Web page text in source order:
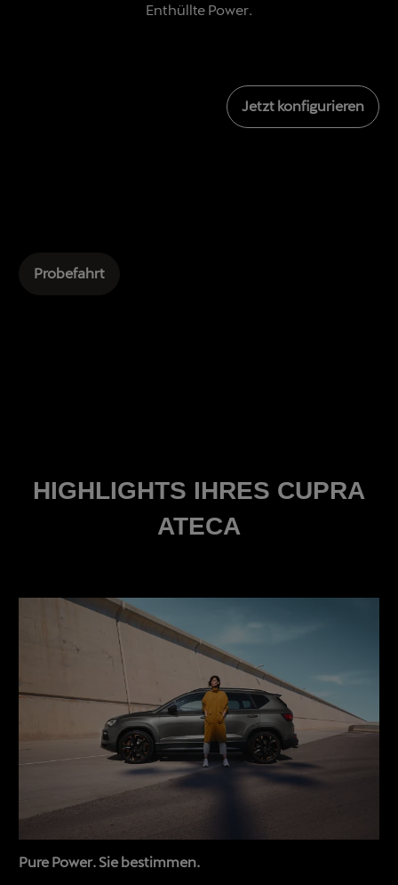
Enthüllte Power.
Jetzt konfigurieren
Probefahrt
HIGHLIGHTS IHRES CUPRA
ATECA
Pure Power. Sie bestimmen.